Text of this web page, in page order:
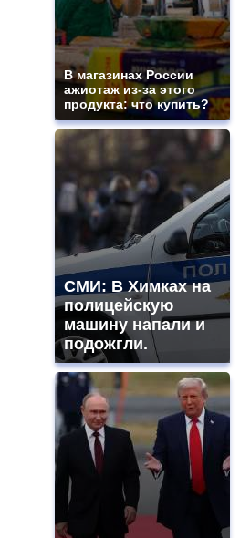
В магазинах России
ажиотаж из-за этого
продукта: что купить?
СМИ: В Химках на
полицейскую
машину напали и
подожгли.